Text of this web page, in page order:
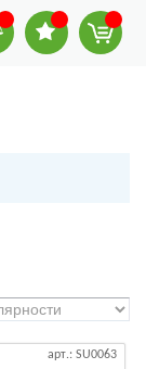
арт.: SU0063